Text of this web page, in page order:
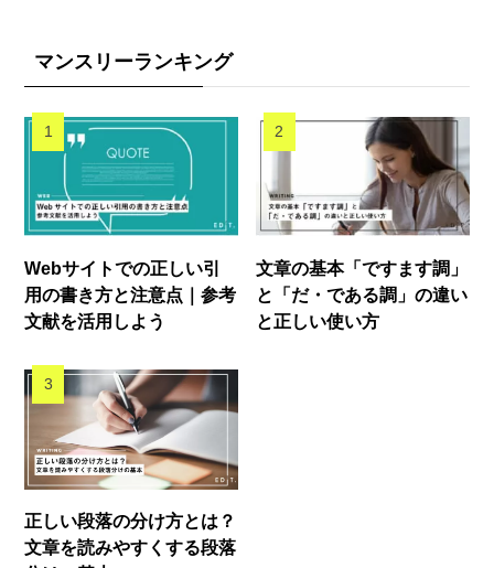
マンスリーランキング
Webサイトでの正しい引
用の書き方と注意点｜参考
文献を活用しよう
文章の基本「ですます調」
と「だ・である調」の違い
と正しい使い方
正しい段落の分け方とは？
文章を読みやすくする段落